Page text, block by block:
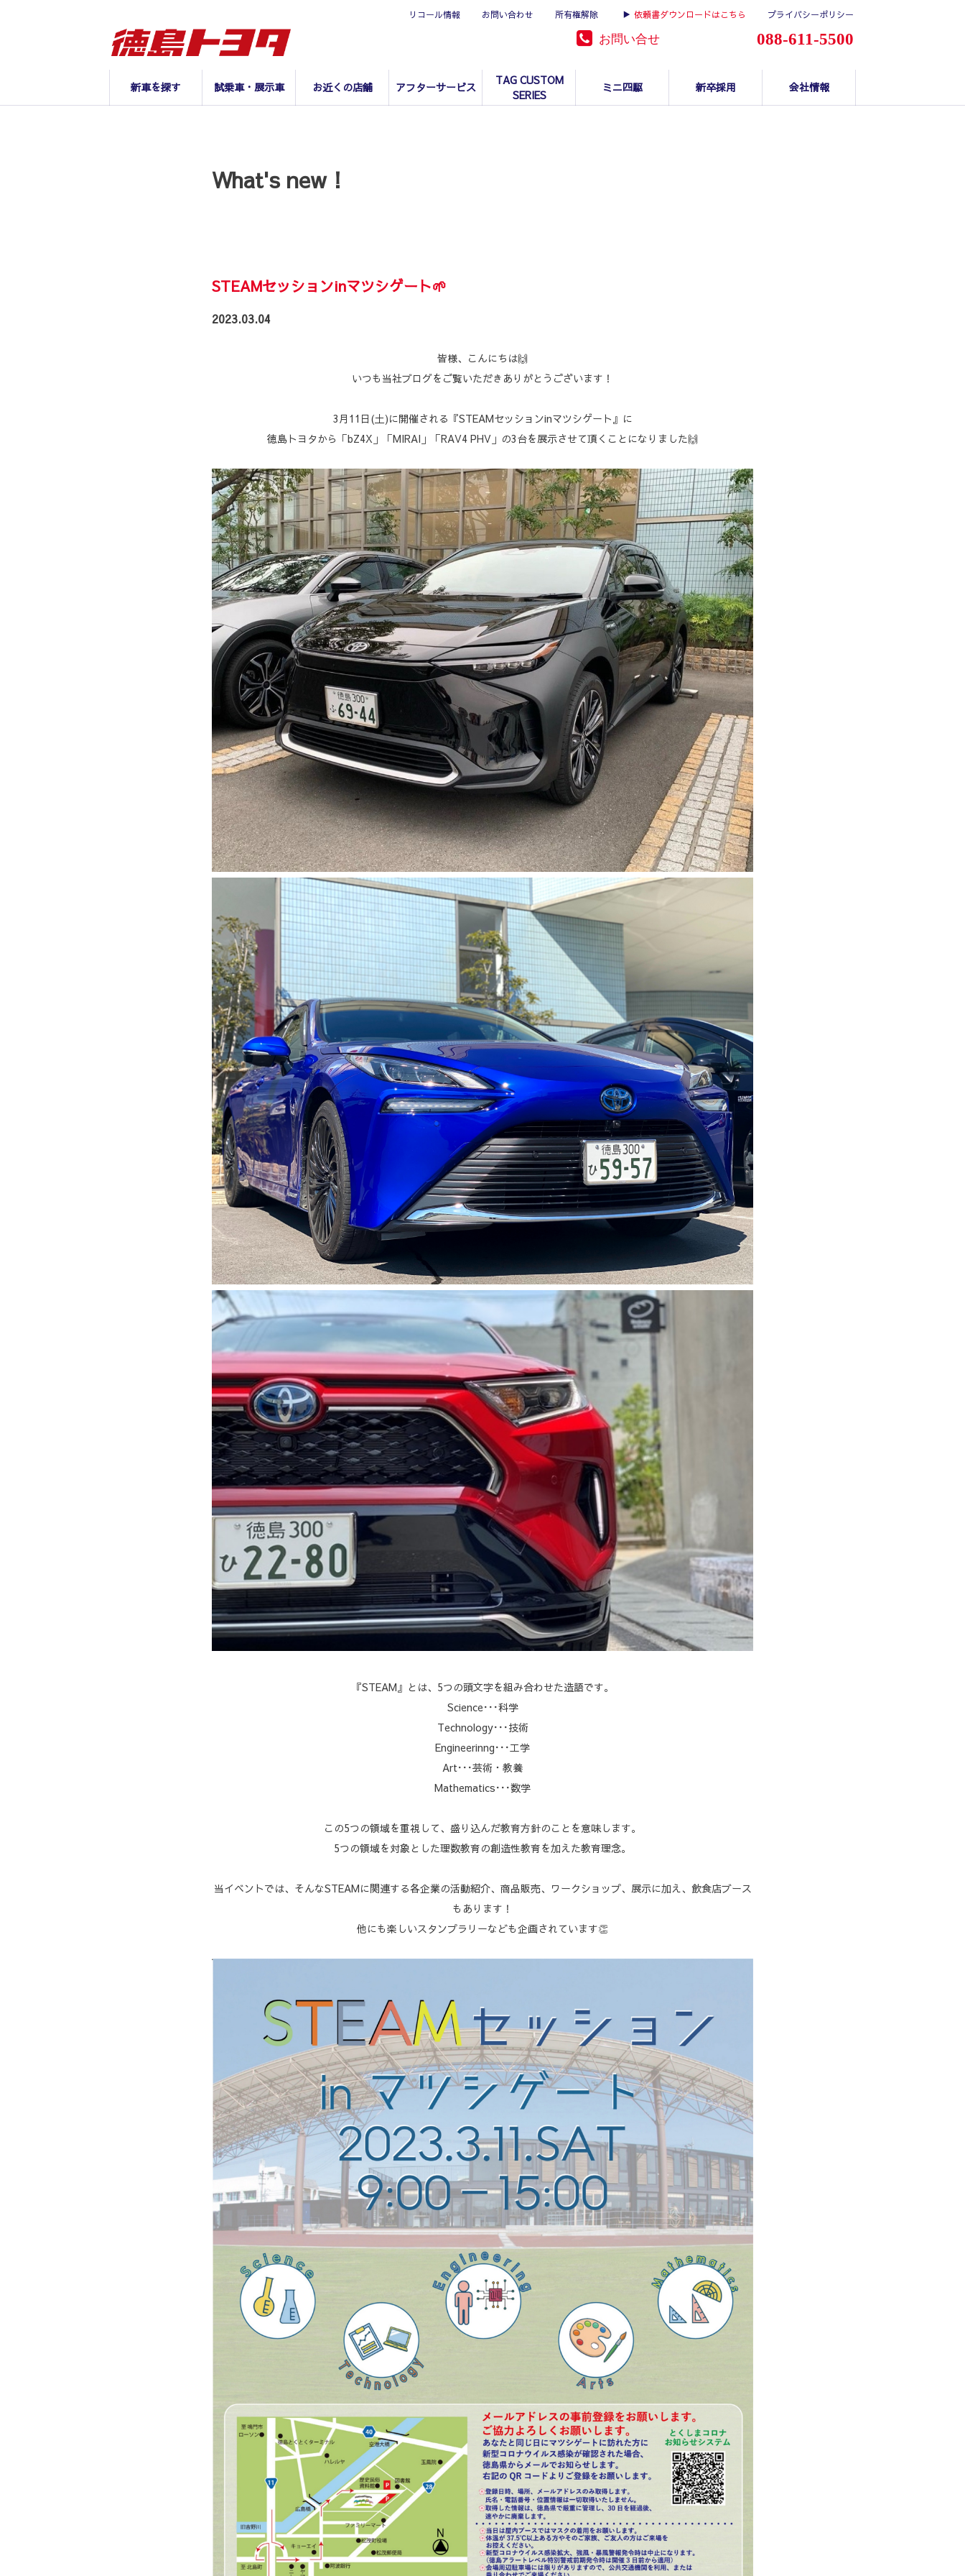
お問い合せ 088-611-5500
新車を探す 試乗車・展示車 お近くの店舗 アフターサービス
TAG CUSTOM
SERIES
ミニ四駆 新卒採用 会社情報
リコール情報 お問い合わせ 所有権解除 ▶ 依頼書ダウンロードはこちら プライバシーポリシー
What's new！
STEAMセッションinマツシゲート🌱
2023.03.04
皆様、こんにちは🙌
いつも当社ブログをご覧いただきありがとうございます！
3月11日(土)に開催される『STEAMセッションinマツシゲート』に
徳島トヨタから「bZ4X」「MIRAI」「RAV4 PHV」の3台を展示させて頂くことになりました🙌
『STEAM』とは、5つの頭文字を組み合わせた造語です。
Science･･･科学
Technology･･･技術
Engineerinng･･･工学
Art･･･芸術・教養
Mathematics･･･数学
この5つの領域を重視して、盛り込んだ教育方針のことを意味します。
5つの領域を対象とした理数教育の創造性教育を加えた教育理念。
当イベントでは、そんなSTEAMに関連する各企業の活動紹介、商品販売、ワークショップ、展示に加え、飲食店ブース
もあります！
他にも楽しいスタンプラリーなども企画されています👏